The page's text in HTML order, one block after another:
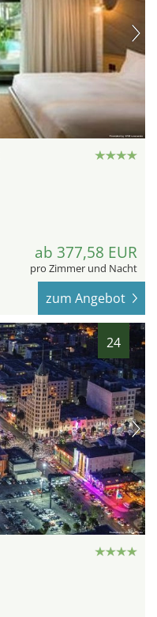
ab 377,58 EUR
pro Zimmer und Nacht
zum Angebot
24